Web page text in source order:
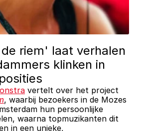
riem' laat verhalen
klinken in
, waarbij bezoekers in de Mozes
hun persoonlijke
waarna topmuzikanten dit
in een unieke,